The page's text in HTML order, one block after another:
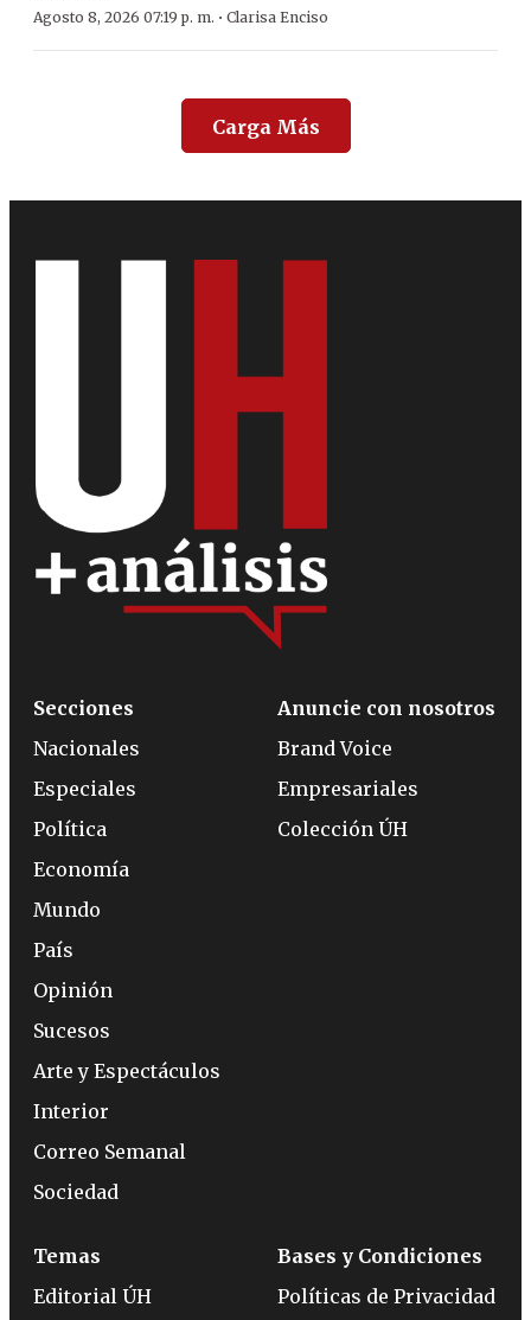
Agosto 8, 2026 07:19 p. m. · Clarisa Enciso
Carga Más
Secciones
Nacionales
Especiales
Política
Economía
Mundo
País
Opinión
Sucesos
Arte y Espectáculos
Interior
Correo Semanal
Sociedad
Anuncie con nosotros
Brand Voice
Empresariales
Colección ÚH
Temas
Editorial ÚH
Bases y Condiciones
Políticas de Privacidad